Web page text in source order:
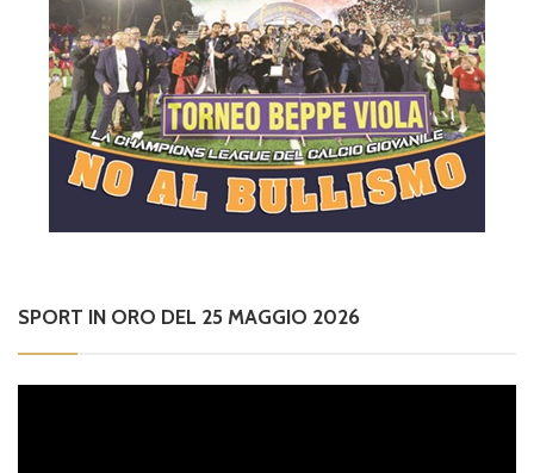
SPORT IN ORO DEL 25 MAGGIO 2026